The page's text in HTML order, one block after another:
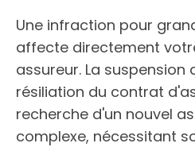
Une infraction pour
affecte directement
assureur. La
résiliation du contrat
recherche d'un nouvel
complexe, nécessitant